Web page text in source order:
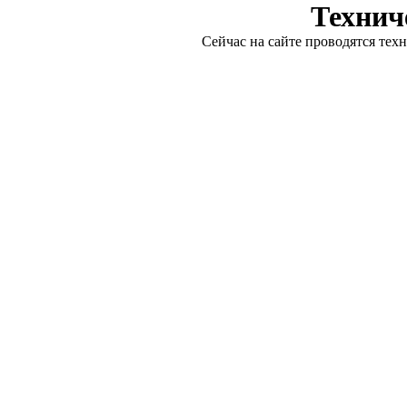
Сейчас на сайте проводятся